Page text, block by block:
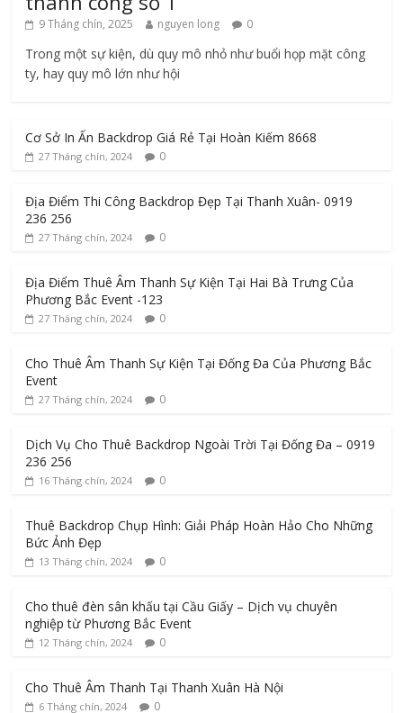
9 Tháng chín, 2025 nguyen long 0
Trong một sự kiện, dù quy mô nhỏ như buổi họp mặt công
ty, hay quy mô lớn như hội
Cơ Sở In Ấn Backdrop Giá Rẻ Tại Hoàn Kiếm 8668
27 Tháng chín, 2024 0
Địa Điểm Thi Công Backdrop Đẹp Tại Thanh Xuân- 0919
236 256
27 Tháng chín, 2024 0
Địa Điểm Thuê Âm Thanh Sự Kiện Tại Hai Bà Trưng Của
Phương Bắc Event -123
27 Tháng chín, 2024 0
Cho Thuê Âm Thanh Sự Kiện Tại Đống Đa Của Phương Bắc
Event
27 Tháng chín, 2024 0
Dịch Vụ Cho Thuê Backdrop Ngoài Trời Tại Đống Đa – 0919
236 256
16 Tháng chín, 2024 0
Thuê Backdrop Chụp Hình: Giải Pháp Hoàn Hảo Cho Những
Bức Ảnh Đẹp
13 Tháng chín, 2024 0
Cho thuê đèn sân khấu tại Cầu Giấy – Dịch vụ chuyên
nghiệp từ Phương Bắc Event
12 Tháng chín, 2024 0
Cho Thuê Âm Thanh Tại Thanh Xuân Hà Nội
6 Tháng chín, 2024 0